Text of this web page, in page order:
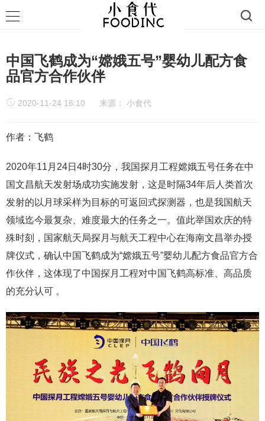
中国飞鹤成为“嫦娥五号”婴幼儿配方食
品官方合作伙伴
2020-11-24 16:10 来源： 小食代
作者：飞鹤
2020年11月24日4时30分，我国探月工程嫦娥五号任务在中
国文昌航天发射场成功实施发射，这是时隔34年后人类首次
发射的以月球采样为目标的可返回式探测器，也是我国航天
领域迄今最复杂、难度最大的任务之一。值此举国欢庆的特
殊时刻，国家航天局探月与航天工程中心在海南文昌举办授
牌仪式，确认中国飞鹤成为“嫦娥五号”婴幼儿配方食品官方合
作伙伴，这体现了中国探月工程对中国飞鹤高标准、高品质
的充分认可 。